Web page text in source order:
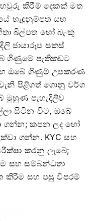
කිරීම් දෙකක් මත
හැඳුනුම්පත සහ
බිල්පත හෝ බැංකු
ඡායාරූප සකස්
ගිණුමේ පැතිකඩට
ඔබේ ගිණුම් උපකරණ
වැනි පිළිගත් ගොනු වර්ග
පැහැදිලිව
සිටින විට, ඔබේ
ගන්න; කපන ලද හෝ
ගන්න. KYC සහ
කරනු ලැබේ;
සහ සම්බන්ධතා
කිරීම සහ පසු විපරම්